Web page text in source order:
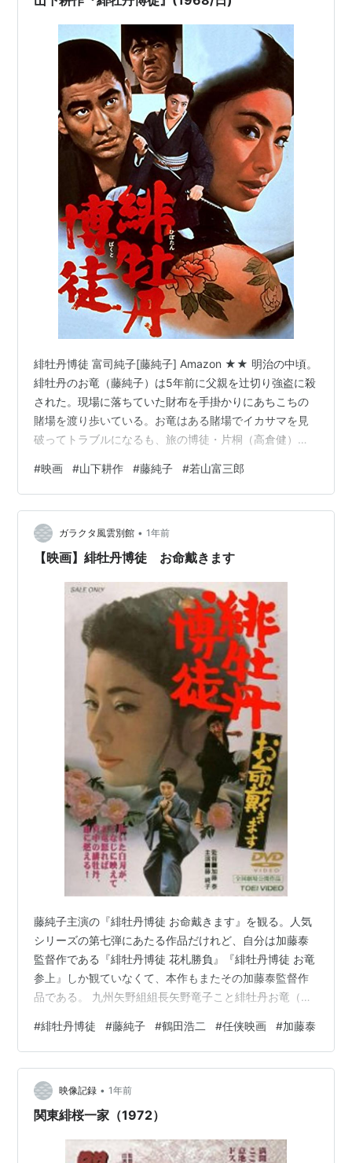
緋牡丹博徒 富司純子[藤純子] Amazon ★★ 明治の中頃。
緋牡丹のお竜（藤純子）は5年前に父親を辻切り強盗に殺
された。現場に落ちていた財布を手掛かりにあちこちの
賭場を渡り歩いている。お竜はある賭場でイカサマを見
破ってトラブルになるも、旅の博徒・片桐（高倉健）に
お竜は、千成一家の加倉井（大木実）と対立する。 緋牡
丹博徒シリーズ第1弾。 60年代の任侠映画はどれも大同
小異で、連続して見ると飽きてしまう。当時の観客はそ
うでもなかったのだろうか。ただ、似たような内容でも
当たり外れが確実にあるのが映画の面白いところだ。特
#映画 #山下耕作 #藤純子 #若山富三郎
ガラクタ風雲別館 • 1年前
【映画】緋牡丹博徒 お命戴きます
藤純子主演の『緋牡丹博徒 お命戴きます』を観る。人気
シリーズの第七弾にあたる作品だけれど、自分は加藤泰
監督作である『緋牡丹博徒 花札勝負』『緋牡丹博徒 お竜
参上』しか観ていなくて、本作もまたその加藤泰監督作
品である。 九州矢野組組長矢野竜子こと緋牡丹お竜（藤
（鶴田浩二）と知り合う。結城が暮らす土地には軍部御
用の兵器工場ができ、その排水と大気汚染によって周辺
の農業が壊滅に近い被害を受けていた。工場関連の仕事
を仕切っている富岡組にねばりづよく交渉を続ける結城
だったが、軍部と結びついた富岡組は権力をかさに結城
#緋牡丹博徒 #藤純子 #鶴田浩二 #任侠映画 #加藤泰
映像記録 • 1年前
関東緋桜一家（1972）